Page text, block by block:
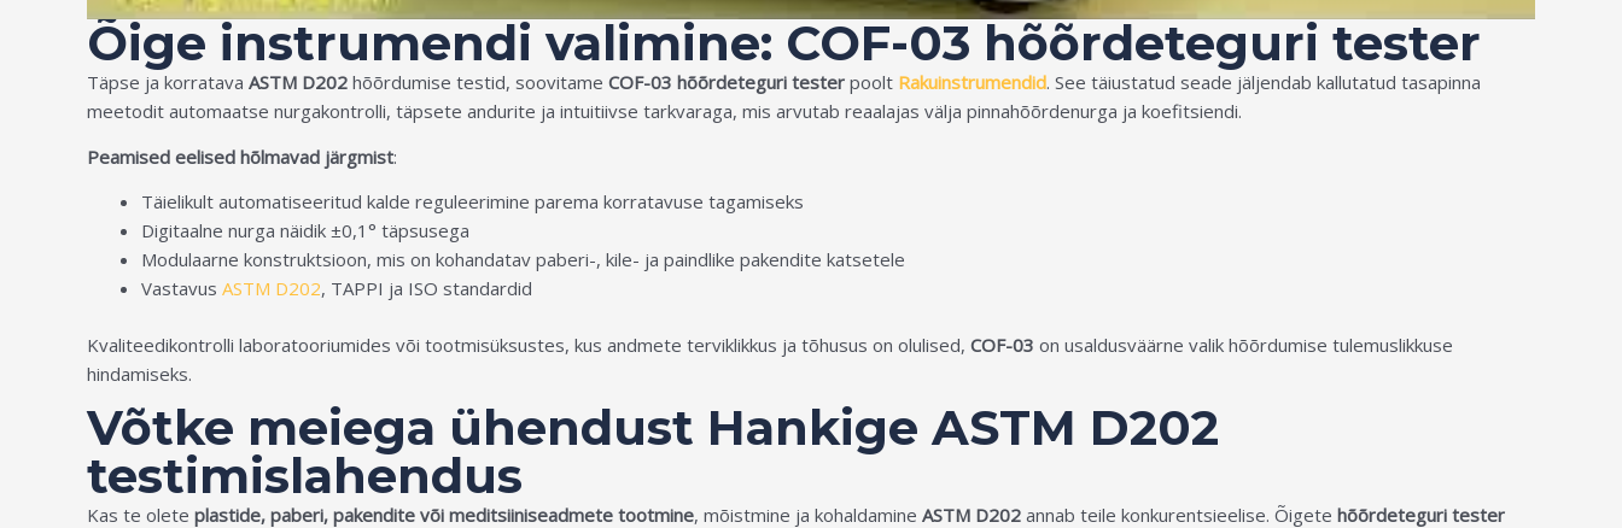
Õige instrumendi valimine: COF-03 hõõrdeteguri tester
Täpse ja korratava ASTM D202 hõõrdumise testid, soovitame COF-03 hõõrdeteguri tester poolt Rakuinstrumendid. See täiustatud seade jäljendab kallutatud tasapinna
meetodit automaatse nurgakontrolli, täpsete andurite ja intuitiivse tarkvaraga, mis arvutab reaalajas välja pinnahõõrdenurga ja koefitsiendi.
Peamised eelised hõlmavad järgmist:
Täielikult automatiseeritud kalde reguleerimine parema korratavuse tagamiseks
Digitaalne nurga näidik ±0,1° täpsusega
Modulaarne konstruktsioon, mis on kohandatav paberi-, kile- ja paindlike pakendite katsetele
Vastavus ASTM D202, TAPPI ja ISO standardid
Kvaliteedikontrolli laboratooriumides või tootmisüksustes, kus andmete terviklikkus ja tõhusus on olulised, COF-03 on usaldusväärne valik hõõrdumise tulemuslikkuse
hindamiseks.
Võtke meiega ühendust Hankige ASTM D202
testimislahendus
Kas te olete plastide, paberi, pakendite või meditsiiniseadmete tootmine, mõistmine ja kohaldamine ASTM D202 annab teile konkurentsieelise. Õigete hõõrdeteguri tester